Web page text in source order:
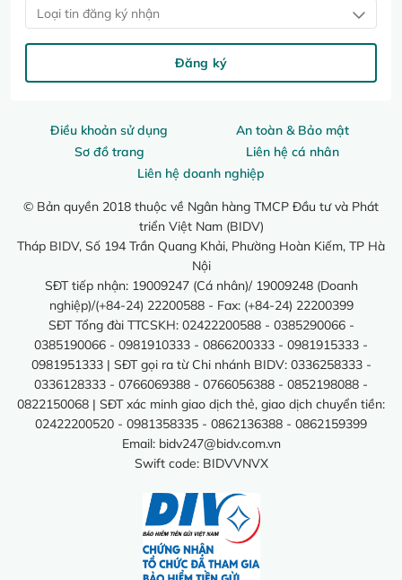
Điều khoản sử dụng
An toàn & Bảo mật
Sơ đồ trang
Liên hệ cá nhân
Liên hệ doanh nghiệp
© Bản quyền 2018 thuộc về Ngân hàng TMCP Đầu tư và Phát
triển Việt Nam (BIDV)
Tháp BIDV, Số 194 Trần Quang Khải, Phường Hoàn Kiếm, TP Hà
Nội
SĐT tiếp nhận: 19009247 (Cá nhân)/ 19009248 (Doanh
nghiệp)/(+84-24) 22200588 - Fax: (+84-24) 22200399
SĐT Tổng đài TTCSKH: 02422200588 - 0385290066 -
0385190066 - 0981910333 - 0866200333 - 0981915333 -
0981951333 | SĐT gọi ra từ Chi nhánh BIDV: 0336258333 -
0336128333 - 0766069388 - 0766056388 - 0852198088 -
0822150068 | SĐT xác minh giao dịch thẻ, giao dịch chuyển tiền:
02422200520 - 0981358335 - 0862136388 - 0862159399
Email: bidv247@bidv.com.vn
Swift code: BIDVVNVX
Loại tin đăng ký nhận
Đăng ký